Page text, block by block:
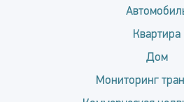
Квартира
Дом
Мониторинг